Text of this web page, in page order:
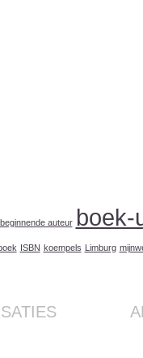
auteur boek-
ISBN koempels Limburg